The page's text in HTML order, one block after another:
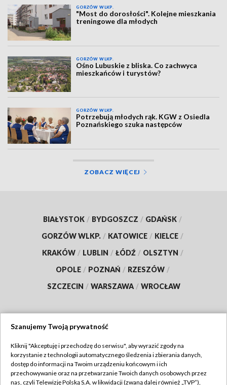
GORZÓW WLKP.
"Most do dorosłości". Kolejne mieszkania
treningowe dla młodych
GORZÓW WLKP.
Ośno Lubuskie z bliska. Co zachwyca
mieszkańców i turystów?
GORZÓW WLKP.
Potrzebują młodych rąk. KGW z Osiedla
Poznańskiego szuka następców
ZOBACZ WIĘCEJ
BIAŁYSTOK / BYDGOSZCZ / GDAŃSK /
GORZÓW WLKP. / KATOWICE / KIELCE /
KRAKÓW / LUBLIN / ŁÓDŹ / OLSZTYN /
OPOLE / POZNAŃ / RZESZÓW /
SZCZECIN / WARSZAWA / WROCŁAW
TVP
Abonament TVP
Regulamin TVP
Szanujemy Twoją prywatność
Kliknij "Akceptuję i przechodzę do serwisu", aby wyrazić zgody na
korzystanie z technologii automatycznego śledzenia i zbierania danych,
dostęp do informacji na Twoim urządzeniu końcowym i ich
przechowywanie oraz na przetwarzanie Twoich danych osobowych przez
nas, czyli Telewizję Polską S.A. w likwidacji (zwaną dalej również „TVP”),